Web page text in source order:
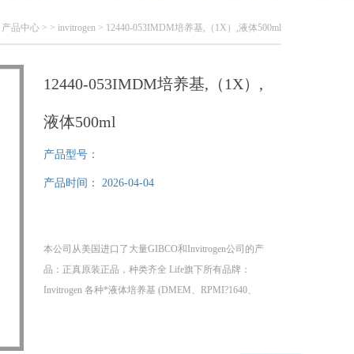
产品中心 > > invitrogen > 12440-053IMDM培养基,（1X）,液体500ml
12440-053IMDM培养基,（1X）,
液体500ml
产品型号：
产品时间： 2026-04-04
本公司从美国进口了大量GIBCO和Invitrogen公司的产
品：正真原装正品，种类齐全 Life旗下所有品牌：
Invitrogen 各种*液体培养基 (DMEM、RPMI?1640、